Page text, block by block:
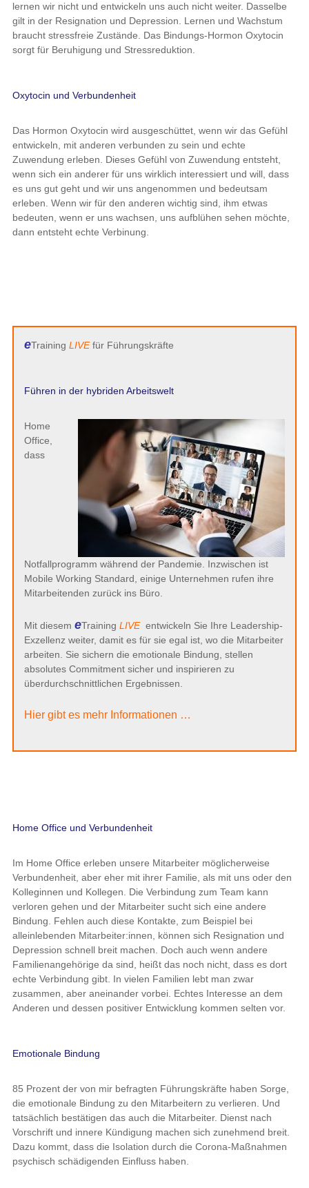
lernen wir nicht und entwickeln uns auch nicht weiter. Dasselbe
gilt in der Resignation und Depression. Lernen und Wachstum
braucht stressfreie Zustände. Das Bindungs-Hormon Oxytocin
sorgt für Beruhigung und Stressreduktion.
Oxytocin und Verbundenheit
Das Hormon Oxytocin wird ausgeschüttet, wenn wir das Gefühl
entwickeln, mit anderen verbunden zu sein und echte
Zuwendung erleben. Dieses Gefühl von Zuwendung entsteht,
wenn sich ein anderer für uns wirklich interessiert und will, dass
es uns gut geht und wir uns angenommen und bedeutsam
erleben. Wenn wir für den anderen wichtig sind, ihm etwas
bedeuten, wenn er uns wachsen, uns aufblühen sehen möchte,
dann entsteht echte Verbinung.
eTraining LIVEfür Führungskräfte
Führen in der hybriden Arbeitswelt
Home
Office,
dass
Notfallprogramm während der Pandemie. Inzwischen ist
Mobile Working Standard, einige Unternehmen rufen ihre
Mitarbeitenden zurück ins Büro.
Mit diesem eTraining LIVE entwickeln Sie Ihre Leadership-
Exzellenz weiter, damit es für sie egal ist, wo die Mitarbeiter
arbeiten. Sie sichern die emotionale Bindung, stellen
absolutes Commitment sicher und inspirieren zu
überdurchschnittlichen Ergebnissen.
Hier gibt es mehr Informationen …
Home Office und Verbundenheit
Im Home Office erleben unsere Mitarbeiter möglicherweise
Verbundenheit, aber eher mit ihrer Familie, als mit uns oder den
Kolleginnen und Kollegen. Die Verbindung zum Team kann
verloren gehen und der Mitarbeiter sucht sich eine andere
Bindung. Fehlen auch diese Kontakte, zum Beispiel bei
alleinlebenden Mitarbeiter:innen, können sich Resignation und
Depression schnell breit machen. Doch auch wenn andere
Familienangehörige da sind, heißt das noch nicht, dass es dort
echte Verbindung gibt. In vielen Familien lebt man zwar
zusammen, aber aneinander vorbei. Echtes Interesse an dem
Anderen und dessen positiver Entwicklung kommen selten vor.
Emotionale Bindung
85 Prozent der von mir befragten Führungskräfte haben Sorge,
die emotionale Bindung zu den Mitarbeitern zu verlieren. Und
tatsächlich bestätigen das auch die Mitarbeiter. Dienst nach
Vorschrift und innere Kündigung machen sich zunehmend breit.
Dazu kommt, dass die Isolation durch die Corona-Maßnahmen
psychisch schädigenden Einfluss haben.